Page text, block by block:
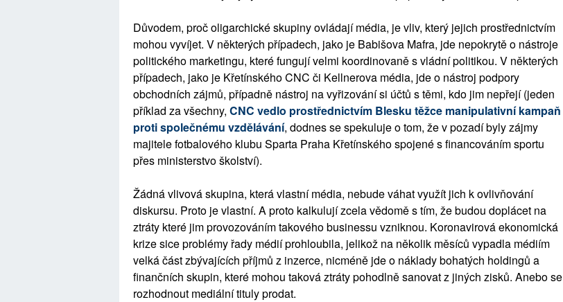
Důvodem, proč oligarchické skupiny ovládají média, je vliv, který jejich prostřednictvím
mohou vyvíjet. V některých případech, jako je Babišova Mafra, jde nepokrytě o nástroje
politického marketingu, které fungují velmi koordinovaně s vládní politikou. V některých
případech, jako je Křetínského CNC či Kellnerova média, jde o nástroj podpory
obchodních zájmů, případně nástroj na vyřizování si účtů s těmi, kdo jim nepřejí (jeden
příklad za všechny, CNC vedlo prostřednictvím Blesku těžce manipulativní kampaň
proti společnému vzdělávání, dodnes se spekuluje o tom, že v pozadí byly zájmy
majitele fotbalového klubu Sparta Praha Křetínského spojené s financováním sportu
přes ministerstvo školství).
Žádná vlivová skupina, která vlastní média, nebude váhat využít jich k ovlivňování
diskursu. Proto je vlastní. A proto kalkulují zcela vědomě s tím, že budou doplácet na
ztráty které jim provozováním takového businessu vzniknou. Koronavirová ekonomická
krize sice problémy řady médií prohloubila, jelikož na několik měsíců vypadla médiím
velká část zbývajících příjmů z inzerce, nicméně jde o náklady bohatých holdingů a
finančních skupin, které mohou taková ztráty pohodlně sanovat z jiných zisků. Anebo se
rozhodnout mediální tituly prodat.